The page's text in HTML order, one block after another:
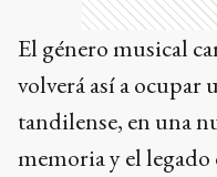
El género musical
volverá así a ocupar
tandilense, en una
memoria y el legado